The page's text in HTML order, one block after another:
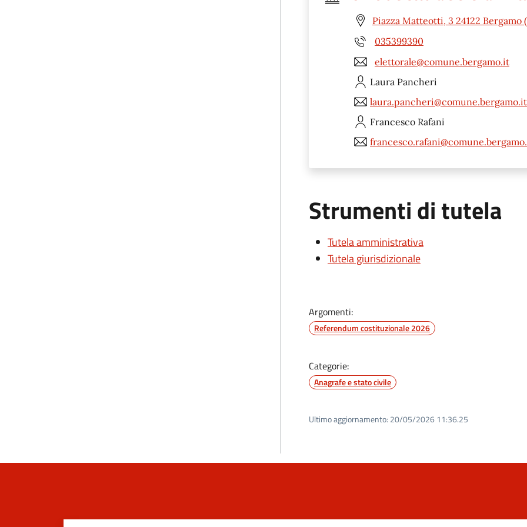
Piazza Matteotti, 3 24122 Bergamo
035399390
elettorale@comune.bergamo.it
Laura Pancheri
laura.pancheri@comune.bergamo.it
Francesco Rafani
Strumenti di tutela
Tutela amministrativa
Tutela giurisdizionale
Argomenti:
Referendum costituzionale 2026
Categorie:
Anagrafe e stato civile
Ultimo aggiornamento: 20/05/2026 11:36.25